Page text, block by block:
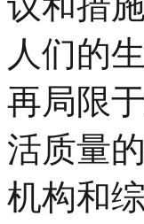
人们的
再局限
活质量
机构和